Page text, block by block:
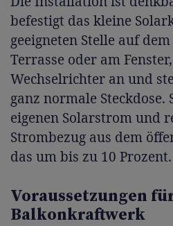
befestigt das kleine
geeigneten Stelle auf
Terrasse oder am
Wechselrichter an und
ganz normale
eigenen Solarstrom und
Strombezug aus dem
das um bis zu 10 Prozent.
Voraussetzungen
Balkonkraftwerk